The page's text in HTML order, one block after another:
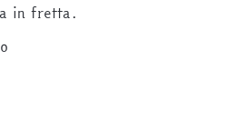
in fretta.